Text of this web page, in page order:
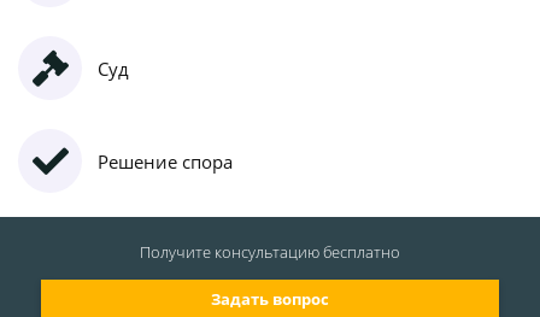
Суд
Решение спора
Задать вопрос
Получите консультациюбесплатно